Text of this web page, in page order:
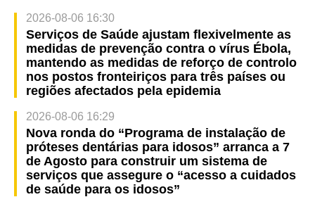
2026-08-06 16:30
Serviços de Saúde ajustam flexivelmente as
medidas de prevenção contra o vírus Ébola,
mantendo as medidas de reforço de controlo
nos postos fronteiriços para três países ou
regiões afectados pela epidemia
2026-08-06 16:29
Nova ronda do “Programa de instalação de
próteses dentárias para idosos” arranca a 7
de Agosto para construir um sistema de
serviços que assegure o “acesso a cuidados
de saúde para os idosos”